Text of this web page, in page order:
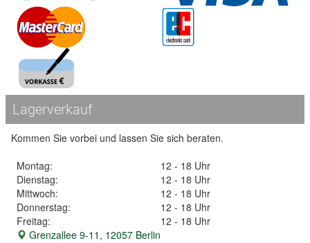
Lagerverkauf
Kommen Sie vorbei und lassen Sie sich beraten.
Montag:
12 - 18 Uhr
Dienstag:
12 - 18 Uhr
Mittwoch:
12 - 18 Uhr
Donnerstag:
12 - 18 Uhr
Freitag:
12 - 18 Uhr
Grenzallee 9-11, 12057 Berlin